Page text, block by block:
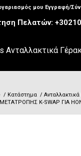
μου Εγγραφή/
Πελατών:
/ Κατάστημα /
Κ-SWAP ΓΙΑ